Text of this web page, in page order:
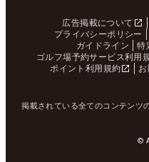
広告掲載について
プライバシーポリシー
ガイドライン
特
ゴルフ場予約サービス利用
ポイント利用規約
掲載されている全てのコンテンツ
©